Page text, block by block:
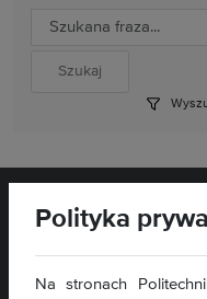
Polityka
Na stronach